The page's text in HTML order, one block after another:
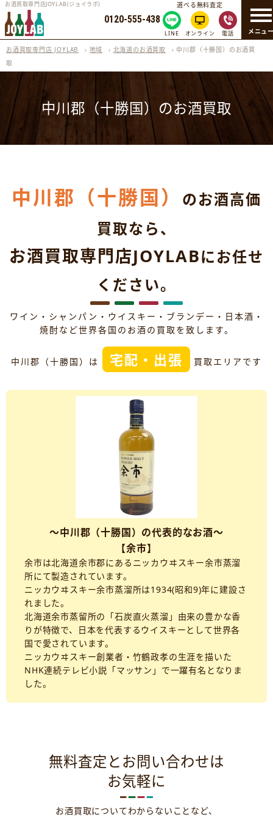
メニュ
お酒買取専門店JOYLAB(ジョイラボ)
0120-555-438
選べる無料査定
LINE オンライン 電話
お酒買取専門店 JOYLAB › 地域 › 北海道のお酒買取 › 中川郡（十勝国）のお酒買
取
中川郡（十勝国）のお酒買取
中川郡（十勝国）
のお酒高価
買取なら、
お酒買取専門店JOYLABにお任せ
ください。
ワイン・シャンパン・ウイスキー・ブランデー・日本酒・
焼酎など世界各国のお酒の買取を致します。
中川郡（十勝国）は 宅配・出張 買取エリアです
～中川郡（十勝国）の代表的なお酒～
【余市】
余市は北海道余市郡にあるニッカウヰスキー余市蒸溜
所にて製造されています。
ニッカウヰスキー余市蒸溜所は1934(昭和9)年に建設さ
れました。
北海道余市蒸留所の「石炭直火蒸溜」由来の豊かな香
りが特徴で、日本を代表するウイスキーとして世界各
国で愛されています。
ニッカウヰスキー創業者・竹鶴政孝の生涯を描いた
NHK連続テレビ小説「マッサン」で一躍有名となりま
した。
無料査定とお問い合わせは
お気軽に
お酒買取についてわからないことなど、